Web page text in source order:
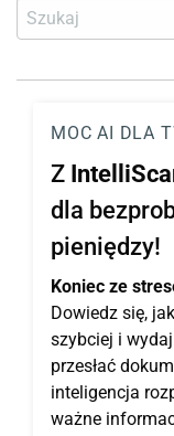
MOC AI DLA
Z
dla
pieniędzy!
Koniec ze
Dowiedz się,
szybciej i
przesłać
inteligencja
ważne